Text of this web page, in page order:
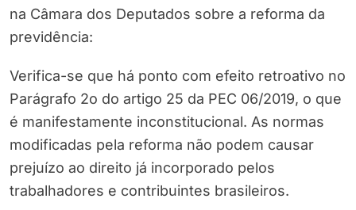
na Câmara dos Deputados sobre a reforma da
previdência:
Verifica-se que há ponto com efeito retroativo no
Parágrafo 2o do artigo 25 da PEC 06/2019, o que
é manifestamente inconstitucional. As normas
modificadas pela reforma não podem causar
prejuízo ao direito já incorporado pelos
trabalhadores e contribuintes brasileiros.